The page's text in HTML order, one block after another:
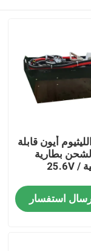
أيون قابلة
بطارية
الكهربائية 25.6V /
استفسار